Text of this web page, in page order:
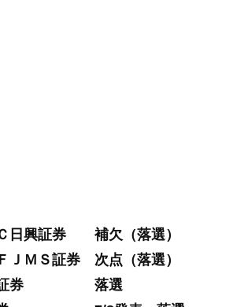
日興証券 補欠（落選）
ＪＭＳ証券 次点（落選）
Ｉ証券 落選